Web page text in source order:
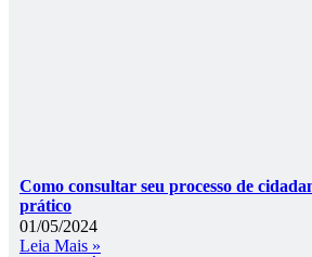
Como consultar seu processo de
prático
01/05/2024
Leia Mais »